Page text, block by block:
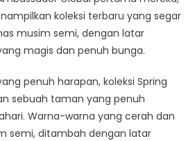
koleksi terbaru yang segar
musim semi, dengan latar
magis dan penuh bunga.
penuh harapan, koleksi Spring
sebuah taman yang penuh
Warna-warna yang cerah dan
semi, ditambah dengan latar